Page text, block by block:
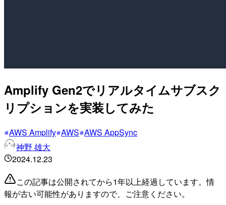
Amplify Gen2でリアルタイムサブスク
リプションを実装してみた
AWS Amplify AWS AWS AppSync
神野 雄大
2024.12.23
この記事は公開されてから1年以上経過しています。情
報が古い可能性がありますので、ご注意ください。